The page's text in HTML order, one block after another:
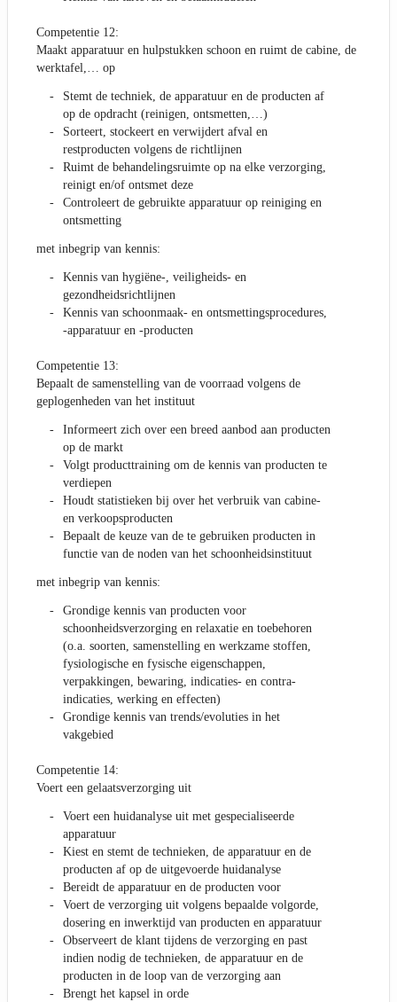
Competentie 12:
Maakt apparatuur en hulpstukken schoon en ruimt de cabine, de
werktafel,… op
Stemt de techniek, de apparatuur en de producten af
op de opdracht (reinigen, ontsmetten,…)
Sorteert, stockeert en verwijdert afval en
restproducten volgens de richtlijnen
Ruimt de behandelingsruimte op na elke verzorging,
reinigt en/of ontsmet deze
Controleert de gebruikte apparatuur op reiniging en
ontsmetting
met inbegrip van kennis:
Kennis van hygiëne-, veiligheids- en
gezondheidsrichtlijnen
Kennis van schoonmaak- en ontsmettingsprocedures,
-apparatuur en -producten
Competentie 13:
Bepaalt de samenstelling van de voorraad volgens de
geplogenheden van het instituut
Informeert zich over een breed aanbod aan producten
op de markt
Volgt producttraining om de kennis van producten te
verdiepen
Houdt statistieken bij over het verbruik van cabine-
en verkoopsproducten
Bepaalt de keuze van de te gebruiken producten in
functie van de noden van het schoonheidsinstituut
met inbegrip van kennis:
Grondige kennis van producten voor
schoonheidsverzorging en relaxatie en toebehoren
(o.a. soorten, samenstelling en werkzame stoffen,
fysiologische en fysische eigenschappen,
verpakkingen, bewaring, indicaties- en contra-
indicaties, werking en effecten)
Grondige kennis van trends/evoluties in het
vakgebied
Competentie 14:
Voert een gelaatsverzorging uit
Voert een huidanalyse uit met gespecialiseerde
apparatuur
Kiest en stemt de technieken, de apparatuur en de
producten af op de uitgevoerde huidanalyse
Bereidt de apparatuur en de producten voor
Voert de verzorging uit volgens bepaalde volgorde,
dosering en inwerktijd van producten en apparatuur
Observeert de klant tijdens de verzorging en past
indien nodig de technieken, de apparatuur en de
producten in de loop van de verzorging aan
Brengt het kapsel in orde